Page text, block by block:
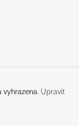
vyhrazena. Upravit